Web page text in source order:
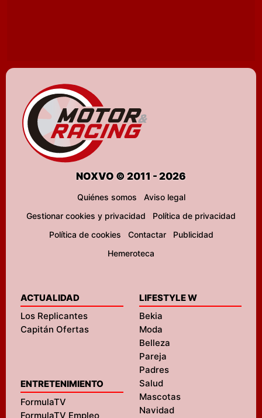
NOXVO © 2011 - 2026
Quiénes somos
Aviso legal
Gestionar cookies y privacidad
Política de privacidad
Política de cookies
Contactar
Publicidad
Hemeroteca
ACTUALIDAD
Los Replicantes
Capitán Ofertas
ENTRETENIMIENTO
FormulaTV
FormulaTV Empleo
LIFESTYLE W
Bekia
Moda
Belleza
Pareja
Padres
Salud
Mascotas
Navidad